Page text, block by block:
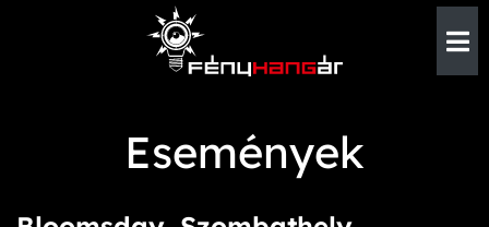
Események